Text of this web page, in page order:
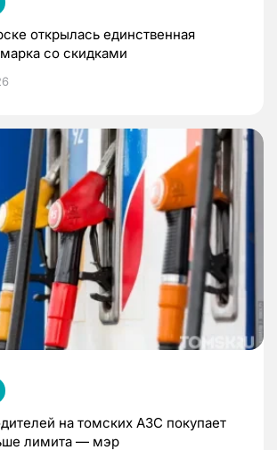
открылась единственная
со скидками
на томских АЗС покупает
лимита — мэр